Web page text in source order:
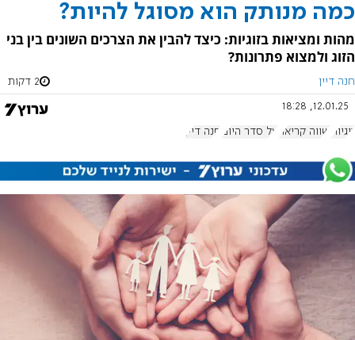
כמה מנותק הוא מסוגל להיות?
מהות ומציאות בזוגיות: כיצד להבין את הצרכים השונים בין בני
הזוג ולמצוא פתרונות?
חנה דיין 2 דקות
12.01.25, 18:28
זוגיות שווה קריאה על סדר היום חנה דיין